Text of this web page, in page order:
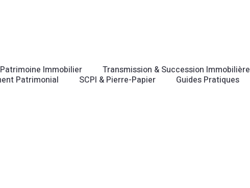
Immobilier
Transmission & Succession Immobilière
Patrimonial
SCPI & Pierre-Papier Guides Pratiques